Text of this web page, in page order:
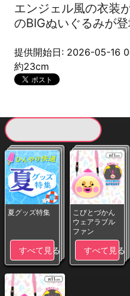
エンジェル風の衣装
のBIGぬいぐるみが登
提供開始日: 2026-05-16
約23cm
夏グッズ特集
すべて見る
こびとづかん
ウェアラブル
ファン
すべて見る